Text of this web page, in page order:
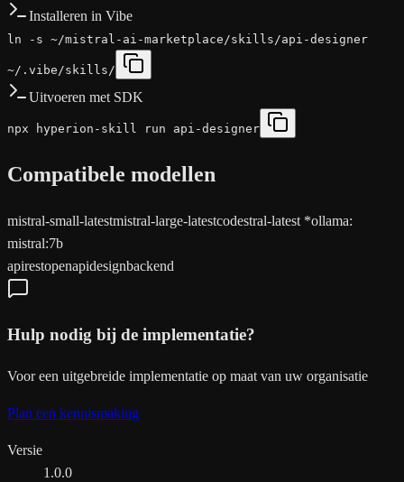
Installeren in Vibe
ln -s ~/mistral-ai-marketplace/skills/api-designer
~/.vibe/skills/
Uitvoeren met SDK
npx hyperion-skill run api-designer
Compatibele modellen
mistral-small-latestmistral-large-latestcodestral-latest *ollama:
mistral:7b
apirestopenapidesignbackend
Hulp nodig bij de implementatie?
Voor een uitgebreide implementatie op maat van uw organisatie
Plan een kennismaking
Versie
1.0.0